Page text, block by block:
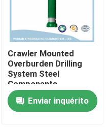
Crawler Mounted
Overburden Drilling
System Steel
Components
Optimized for Mining
Construction Water
Well Drilling Tasks
Enviar inquérito